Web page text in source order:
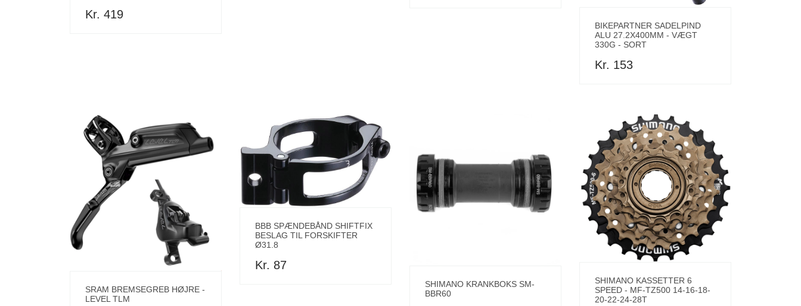
Kr. 419
BIKEPARTNER SADELPIND
ALU 27.2X400MM - VÆGT
330G - SORT
Kr. 153
SRAM BREMSEGREB HØJRE -
LEVEL TLM
BBB SPÆNDEBÅND SHIFTFIX
BESLAG TIL FORSKIFTER
Ø31.8
Kr. 87
SHIMANO KRANKBOKS SM-
BBR60
SHIMANO KASSETTER 6
SPEED - MF-TZ500 14-16-18-
20-22-24-28T